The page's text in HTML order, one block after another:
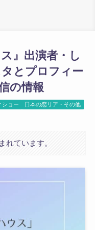
』出演者・し
とプロフィー
の情報
ショー 日本の恋リア・その他
れています。